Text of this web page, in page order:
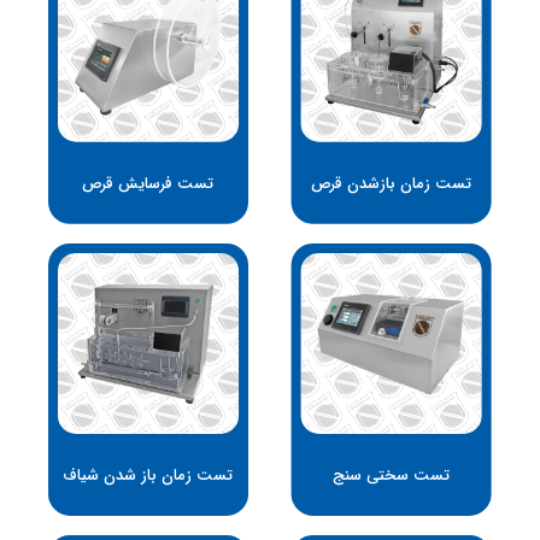
تست زمان بازشدن قرص تست فرسایش قرص
تست سختی سنج تست زمان باز شدن شیاف
سلام!
متین پیراسـته
هستم.
متین پیراسته هستم، مدیر تیم پارس ورس،
کارشناس علوم کامپیوتر و مدیر پروژه های
تجارت الکترونیک، اگر نیاز به خدمات و مشاوره
در زمینه ساخت و طراحی وبسایت و سیستم
راه های ارتباطی زیر با من تماس بگیرید: